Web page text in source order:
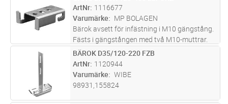
laster. Stödet skruvas fast i bäroket med
montageskruv MP-937 efter at
ArtNr 1116677
Varumärke
MP BOLAGEN
Bärok avsett för infästning i M10 gängstång.
Fästs i gängstången med två M10-muttrar.
Iakttag försiktighet vid osymmetrisk
belastning.
ST Lägg i kundvagn
BÄROK D35/120-220 FZB
ArtNr 1120944
Varumärke
WIBE
98931,155824